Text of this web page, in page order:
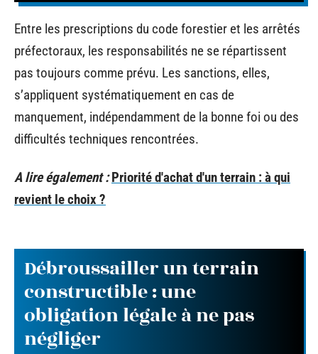
Entre les prescriptions du code forestier et les arrêtés
préfectoraux, les responsabilités ne se répartissent
pas toujours comme prévu. Les sanctions, elles,
s’appliquent systématiquement en cas de
manquement, indépendamment de la bonne foi ou des
difficultés techniques rencontrées.
A lire également : Priorité d'achat d'un terrain : à qui
revient le choix ?
Débroussailler un terrain
constructible : une
obligation légale à ne pas
négliger